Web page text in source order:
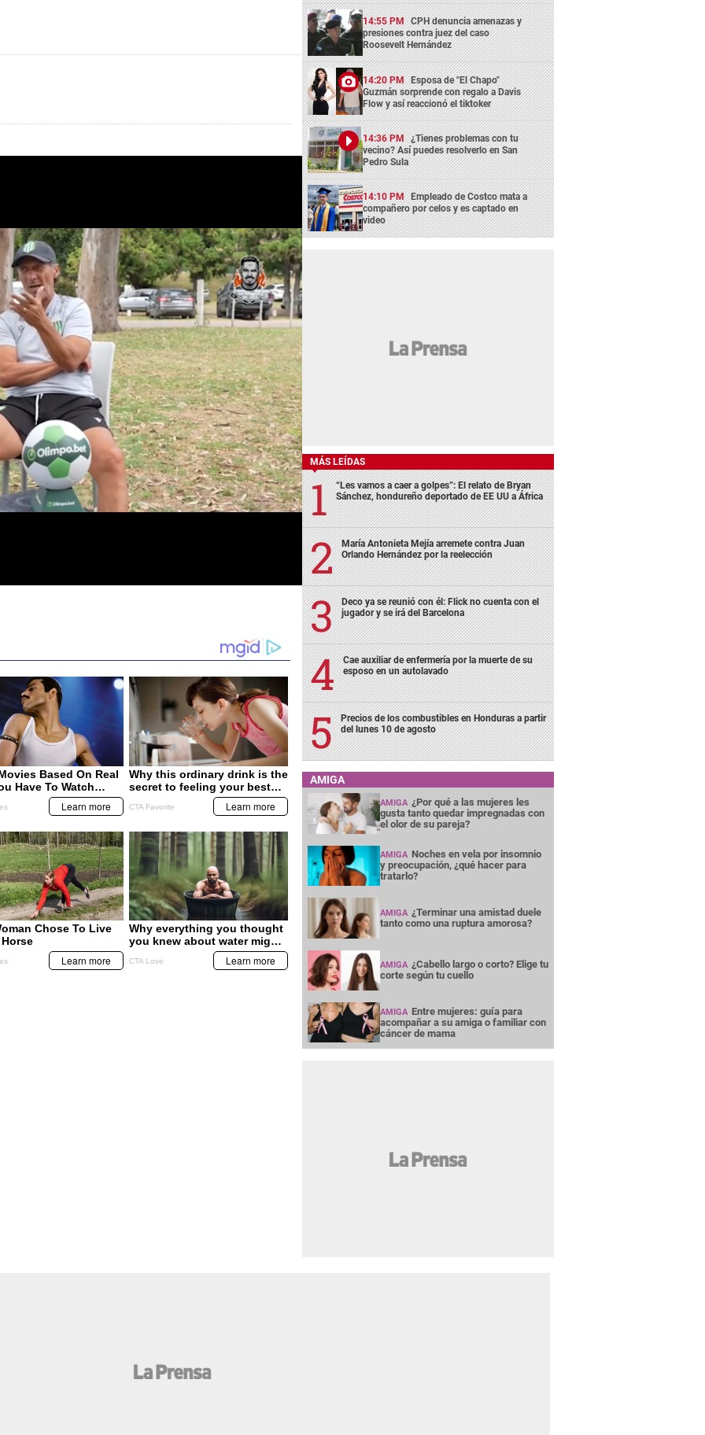
14:55 PM CPH denuncia amenazas y
presiones contra juez del caso
Roosevelt Hernández
14:20 PM Esposa de "El Chapo"
Guzmán sorprende con regalo a Davis
Flow y así reaccionó el tiktoker
14:36 PM ¿Tienes problemas con tu
vecino? Así puedes resolverlo en San
Pedro Sula
14:10 PM Empleado de Costco mata a
compañero por celos y es captado en
video
MÁS LEÍDAS
“Les vamos a caer a golpes”: El relato de Bryan
Sánchez, hondureño deportado de EE UU a África
María Antonieta Mejía arremete contra Juan
Orlando Hernández por la reelección
Deco ya se reunió con él: Flick no cuenta con el
jugador y se irá del Barcelona
Cae auxiliar de enfermería por la muerte de su
esposo en un autolavado
Precios de los combustibles en Honduras a partir
del lunes 10 de agosto
AMIGA
AMIGA ¿Por qué a las mujeres les
gusta tanto quedar impregnadas con
el olor de su pareja?
AMIGA Noches en vela por insomnio
y preocupación, ¿qué hacer para
tratarlo?
AMIGA ¿Terminar una amistad duele
tanto como una ruptura amorosa?
AMIGA ¿Cabello largo o corto? Elige tu
corte según tu cuello
AMIGA Entre mujeres: guía para
acompañar a su amiga o familiar con
cáncer de mama